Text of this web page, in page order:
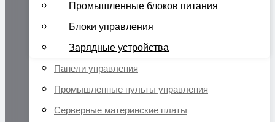
Промышленные блоков питания
Блоки управления
Зарядные устройства
Панели управления
Промышленные пульты управления
Серверные материнские платы